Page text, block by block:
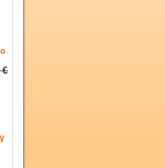
€